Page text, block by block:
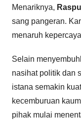
Menariknya,
sang pangeran.
menaruh
Selain
nasihat politik dan
istana semakin
kecemburuan
pihak mulai